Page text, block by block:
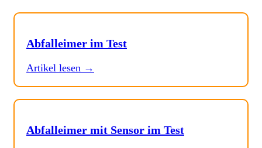
Abfalleimer im Test
Artikel lesen →
Abfalleimer mit Sensor im Test